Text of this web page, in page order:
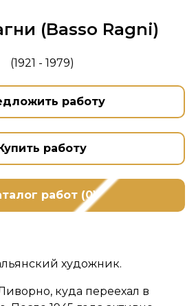
(Basso Ragni)
(1921 - 1979)
работу
работу
работ (0)
художник.
куда переехал в